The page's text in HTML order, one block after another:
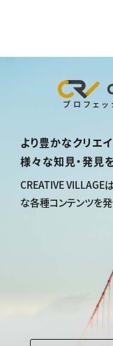
プロフェ
より豊かなクリエ
様々な知見・発見
CREATIVE VILLAGEは
な各種コンテンツを発